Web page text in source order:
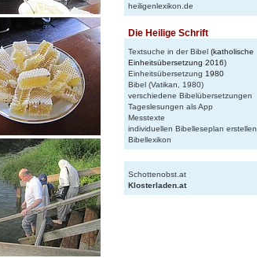
heiligenlexikon.de
Die Heilige Schrift
Textsuche in der Bibel (katholische
Einheitsübersetzung 2016)
Einheitsübersetzung 1980
Bibel (Vatikan, 1980)
verschiedene Bibelübersetzungen
Tageslesungen als App
Messtexte
individuellen Bibelleseplan erstellen
Bibellexikon
Schottenobst.at
Klosterladen.at